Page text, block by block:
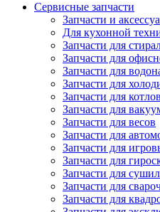
Сервисные запчасти
Запчасти и
Для кухонной
Запчасти для
Запчасти для
Запчасти для
Запчасти для
Запчасти для
Запчасти для
Запчасти для весов
Запчасти для
Запчасти для
Запчасти для
Запчасти для
Запчасти для
Запчасти для